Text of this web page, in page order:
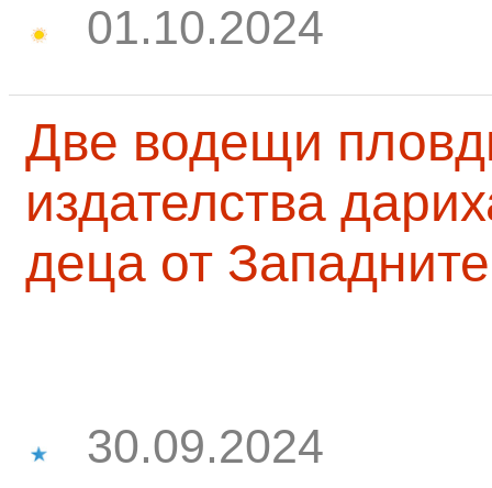
01.10.2024
Две водещи
издателства
деца от
30.09.2024